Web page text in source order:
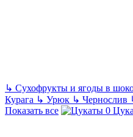
↳ Сухофрукты и ягоды в
Курага ↳ Урюк ↳ Чернослив
Показать все